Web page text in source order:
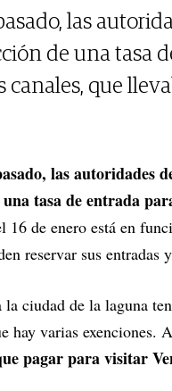
las
de una tasa
canales, que
las autoridades
tasa de entrada
16 de enero está en
reservar sus entradas
ciudad de la laguna
hay varias exenciones.
pagar para visitar